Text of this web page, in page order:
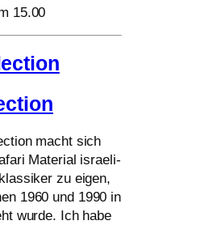
15.00
macht sich
Material israe­li­
zu eigen,
1960 und 1990 in
wur­de. Ich habe